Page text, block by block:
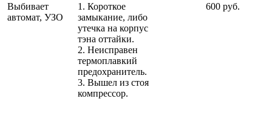
Выбивает
автомат, УЗО
1. Короткое
замыкание, либо
утечка на корпус
тэна оттайки.
2. Неисправен
термоплавкий
предохранитель.
3. Вышел из стоя
компрессор.
600 руб.